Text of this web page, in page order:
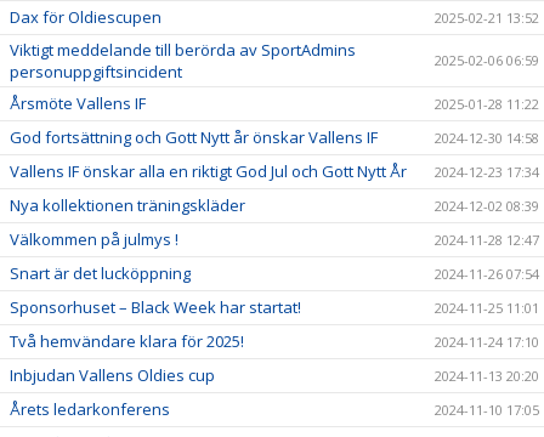
Dax för Oldiescupen 2025-02-21 13:52
Viktigt meddelande till berörda av SportAdmins
personuppgiftsincident
2025-02-06 06:59
Årsmöte Vallens IF 2025-01-28 11:22
God fortsättning och Gott Nytt år önskar Vallens IF 2024-12-30 14:58
Vallens IF önskar alla en riktigt God Jul och Gott Nytt År 2024-12-23 17:34
Nya kollektionen träningskläder 2024-12-02 08:39
Välkommen på julmys ! 2024-11-28 12:47
Snart är det lucköppning 2024-11-26 07:54
Sponsorhuset – Black Week har startat! 2024-11-25 11:01
Två hemvändare klara för 2025! 2024-11-24 17:10
Inbjudan Vallens Oldies cup 2024-11-13 20:20
Årets ledarkonferens 2024-11-10 17:05